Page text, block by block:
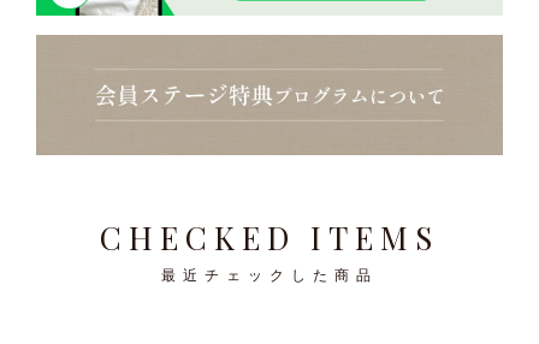
CHECKED ITEMS
最近チェックした商品